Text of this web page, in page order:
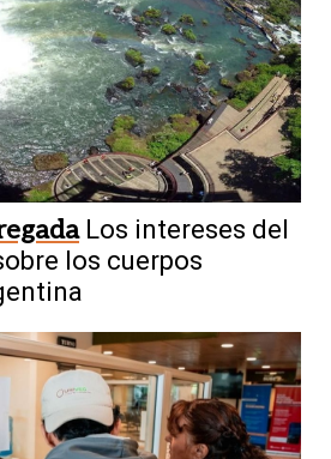
Los intereses del
los cuerpos